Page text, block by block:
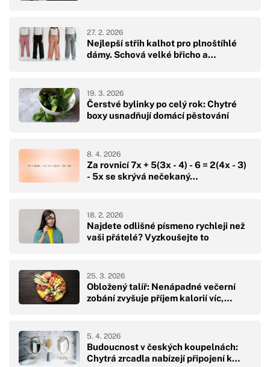
Nejlepší střih kalhot pro plnoštíhlé
dámy. Schová velké břicho a…
27. 2. 2026
Čerstvé bylinky po celý rok: Chytré
boxy usnadňují domácí pěstování
19. 3. 2026
Za rovnicí 7x + 5(3x - 4) - 6 = 2(4x - 3)
- 5x se skrývá nečekaný…
8. 4. 2026
Najdete odlišné písmeno rychleji než
vaši přátelé? Vyzkoušejte to
18. 2. 2026
Obložený talíř: Nenápadné večerní
zobání zvyšuje příjem kalorií víc,…
25. 3. 2026
Budoucnost v českých koupelnách:
Chytrá zrcadla nabízejí připojení k…
5. 4. 2026